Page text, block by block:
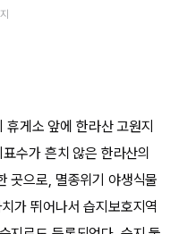
게소 앞에 한라산 고원지
수가 흔치 않은 한라산의
곳으로, 멸종위기 야생식물
가 뛰어나서 습지보호지역